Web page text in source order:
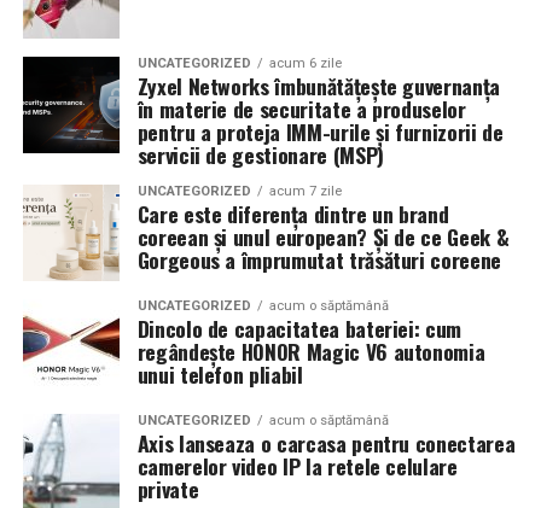
Pe 13 februarie la ora 18:30
invitați la proiecția specială din
, alături de regizorulPaul Decuși de
actoriiGabriel Vatavu, Sergiu Costache, Azaleea
Necula, Alexandra Răduță.
De „Ziua Îndrăgostiților”, pe14 februarie, în Cinema
City Iulius Mall Suceava, de la 18:30, spectatorii sunt
invitați la film alături de regizorulPaul Decu și de
actoriiSergiu Costache, Vlad si Oana Gherman,
Alexandra Răduță.
Cineplexx Băneasa Shopping City
București
găzduiește o proiecție specială în prezența
întregii echipe pe15 februarie, de la 17:30.
ÎnCraiova , regizorulPaul Decuși actoriiSergiu
Costache, Azaleea Necula și Oana Gherman
UNCATEGORIZED acum 6 zile
Zyxel Networks îmbunătățește guvernanța
în materie de securitate a produselor
pentru a proteja IMM-urile și furnizorii de
servicii de gestionare (MSP)
UNCATEGORIZED acum 7 zile
Care este diferența dintre un brand
coreean și unul european? Și de ce Geek &
Gorgeous a împrumutat trăsături coreene
UNCATEGORIZED acum o săptămână
Dincolo de capacitatea bateriei: cum
regândește HONOR Magic V6 autonomia
unui telefon pliabil
UNCATEGORIZED acum o săptămână
Axis lanseaza o carcasa pentru conectarea
camerelor video IP la retele celulare
private